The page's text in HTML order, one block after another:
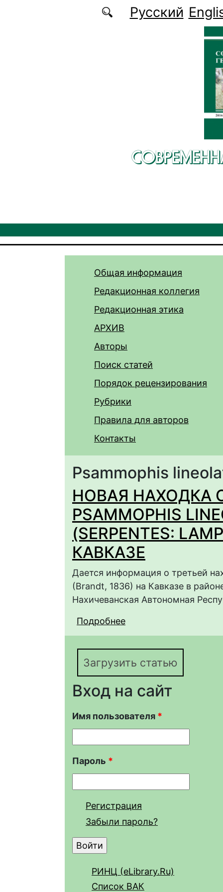
Перейти к основному содержаниюРусский
Общая информация
Редакционная коллегия
Редакционная этика
АРХИВ
Авторы
Поиск статей
Порядок рецензирования
Рубрики
Правила для авторов
Контакты
Psammophis
НОВАЯ НАХОДКА
PSAMMOPHIS
(SERPENTES:
КАВКАЗЕ
Дается информация о третьей
(Brandt, 1836) на Кавказе в
Нахичеванская Автономная
Подробнее
(BRANDT, 1836)
Загрузить статью
Вход на сайт
Имя пользователя *
Пароль *
Регистрация
Забыли пароль?
РИНЦ (eLibrary.Ru)
Список ВАК